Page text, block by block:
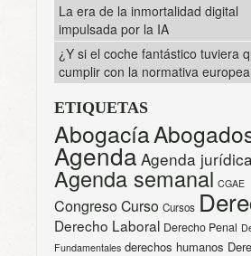
La era de la inmortalidad digital
impulsada por la IA
¿Y si el coche fantástico tuviera
cumplir con la normativa
ETIQUETAS
Abogacía
Agenda Agenda jurídica
Agenda semanal CGAE
CongresoCurso Cursos
Derecho Laboral Derecho Penal
Fundamentales derechos humanos